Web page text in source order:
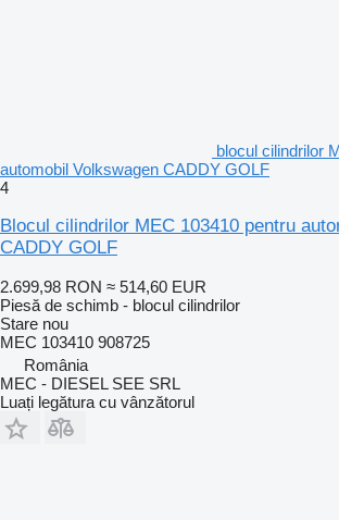
blocul cilindrilor
automobil Volkswagen CADDY GOLF
4
Blocul cilindrilor MEC 103410 pentru
CADDY GOLF
2.699,98 RON ≈ 514,60 EUR
Piesă de schimb - blocul cilindrilor
Stare nou
MEC 103410 908725
România
MEC - DIESEL SEE SRL
Luați legătura cu vânzătorul